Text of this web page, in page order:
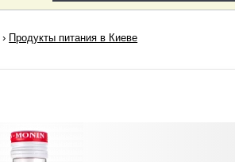
› Продукты питания в Киеве